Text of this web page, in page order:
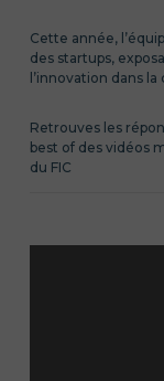
Cette année,
des startups,
l’innovation dans
Retrouves les
best of des vidéos
du FIC